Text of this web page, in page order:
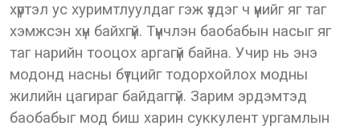
хүртэл ус хуримтлуулдаг гэж үздэг ч үүнийг яг таг
хэмжсэн хүн байхгүй. Түүнчлэн баобабын насыг яг
таг нарийн тооцох аргагүй байна. Учир нь энэ
модонд насны бүтцийг тодорхойлох модны
жилийн цагираг байдаггүй. Зарим эрдэмтэд
баобабыг мод биш харин суккулент ургамлын